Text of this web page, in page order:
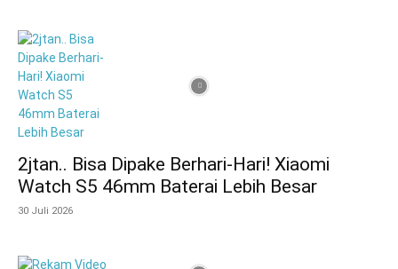
2jtan.. Bisa Dipake Berhari-Hari! Xiaomi
Watch S5 46mm Baterai Lebih Besar
30 Juli 2026